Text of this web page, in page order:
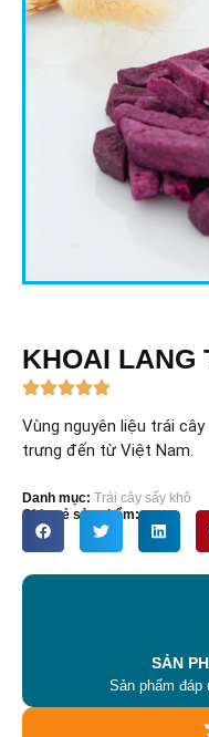
KHOAI LANG
Vùng nguyên liệu trái
trưng đến từ Việt Nam.
Danh mục: Trái cây sấy khô
Chia sẻ sản phẩm:
SẢN
Sản phẩm